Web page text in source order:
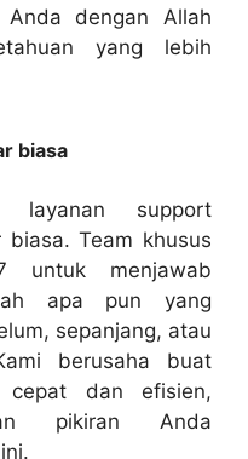
Anda dengan Allah
yang lebih
biasa
layanan support
Team khusus
untuk menjawab
apa pun yang
sepanjang, atau
berusaha buat
cepat dan efisien,
pikiran Anda